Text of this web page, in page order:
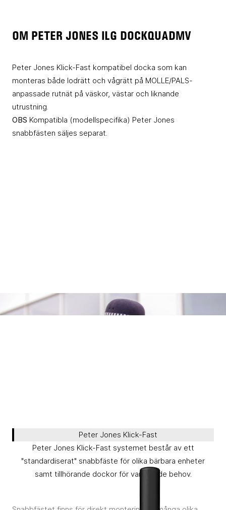
OM PETER JONES ILG DOCKQUADMV
Peter Jones Klick-Fast kompatibel docka som kan
monteras både lodrätt och vågrätt på MOLLE/PALS-
anpassade rutnät på väskor, västar och liknande
utrustning.
OBS Kompatibla (modellspecifika) Peter Jones
snabbfästen säljes separat.
Peter Jones Klick-Fast
Peter Jones Klick-Fast systemet består av ett
"standardiserat" snabbfäste för olika bärbara enheter
samt tillhörande dockor för varierande behov.